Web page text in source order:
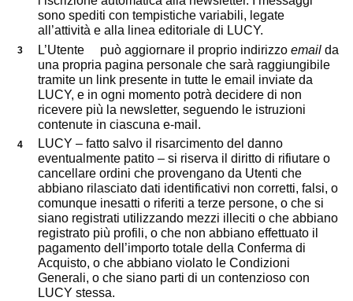
sono spediti con tempistiche variabili, legate
all’attività e alla linea editoriale di LUCY.
L’Utente può aggiornare il proprio indirizzoemail da
una propria pagina personale che sarà raggiungibile
tramite un link presente in tutte le email inviate da
LUCY, e in ogni momento potrà decidere di non
ricevere più la newsletter, seguendo le istruzioni
contenute in ciascuna e-mail.
LUCY – fatto salvo il risarcimento del danno
eventualmente patito – si riserva il diritto di rifiutare o
cancellare ordini che provengano da Utenti che
abbiano rilasciato dati identificativi non corretti, falsi, o
comunque inesatti o riferiti a terze persone, o che si
siano registrati utilizzando mezzi illeciti o che abbiano
registrato più profili, o che non abbiano effettuato il
pagamento dell’importo totale della Conferma di
Acquisto, o che abbiano violato le Condizioni
Generali, o che siano parti di un contenzioso con
LUCY stessa.